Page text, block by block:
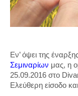
Εν’ όψει της
Σεμιναρίων μας, η
25.09.2016 στο
Ελεύθερη είσοδο